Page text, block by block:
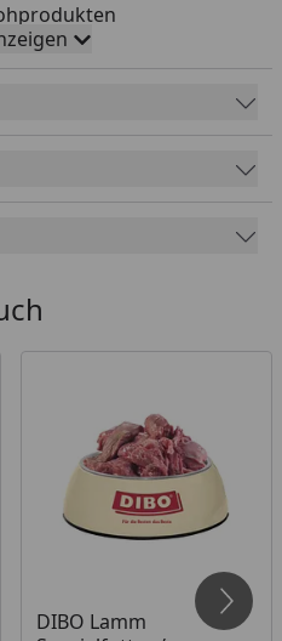
erfolgt separat mit
bis Mittwoch, außer an
DIBO Lamm